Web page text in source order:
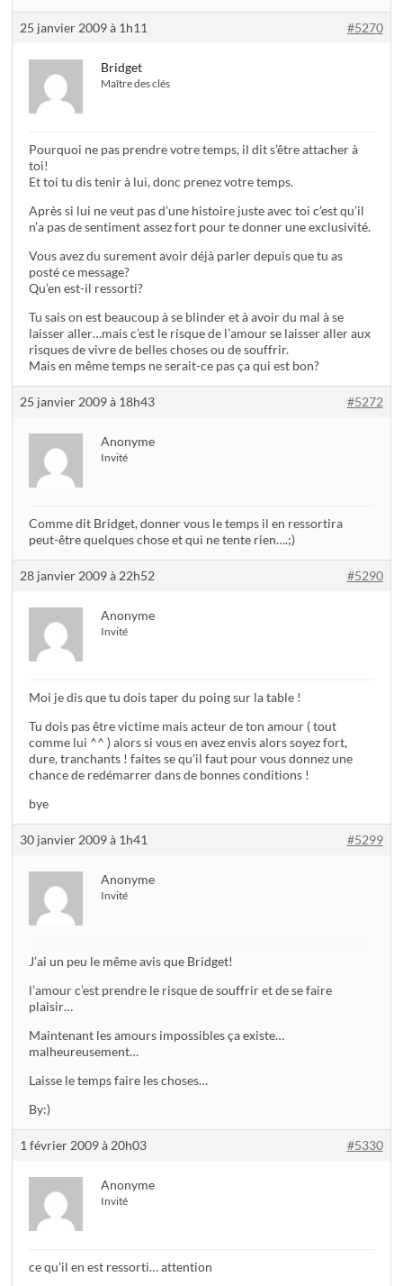
25 janvier 2009 à 1h11 #5270
Bridget
Maître des clés
Pourquoi ne pas prendre votre temps, il dit s’être attacher à
toi!
Et toi tu dis tenir à lui, donc prenez votre temps.
Après si lui ne veut pas d’une histoire juste avec toi c’est qu’il
n’a pas de sentiment assez fort pour te donner une exclusivité.
Vous avez du surement avoir déjà parler depuis que tu as
posté ce message?
Qu’en est-il ressorti?
Tu sais on est beaucoup à se blinder et à avoir du mal à se
laisser aller…mais c’est le risque de l’amour se laisser aller aux
risques de vivre de belles choses ou de souffrir.
Mais en même temps ne serait-ce pas ça qui est bon?
25 janvier 2009 à 18h43 #5272
Anonyme
Invité
Comme dit Bridget, donner vous le temps il en ressortira
peut-être quelques chose et qui ne tente rien….;)
28 janvier 2009 à 22h52 #5290
Anonyme
Invité
Moi je dis que tu dois taper du poing sur la table !
Tu dois pas être victime mais acteur de ton amour ( tout
comme lui ^^ ) alors si vous en avez envis alors soyez fort,
dure, tranchants ! faites se qu’il faut pour vous donnez une
chance de redémarrer dans de bonnes conditions !
bye
30 janvier 2009 à 1h41 #5299
Anonyme
Invité
J’ai un peu le même avis que Bridget!
l’amour c’est prendre le risque de souffrir et de se faire
plaisir…
Maintenant les amours impossibles ça existe…
malheureusement…
Laisse le temps faire les choses…
By:)
1 février 2009 à 20h03 #5330
Anonyme
Invité
ce qu’il en est ressorti… attention